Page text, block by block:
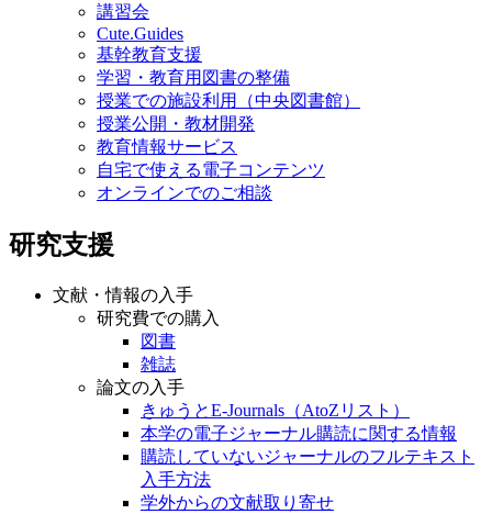
講習会
Cute.Guides
基幹教育支援
学習・教育用図書の整備
授業での施設利用（中央図書館）
授業公開・教材開発
教育情報サービス
自宅で使える電子コンテンツ
オンラインでのご相談
研究支援
文献・情報の入手
研究費での購入
図書
雑誌
論文の入手
きゅうとE-Journals（AtoZリスト）
本学の電子ジャーナル購読に関する情報
購読していないジャーナルのフルテキスト
入手方法
学外からの文献取り寄せ